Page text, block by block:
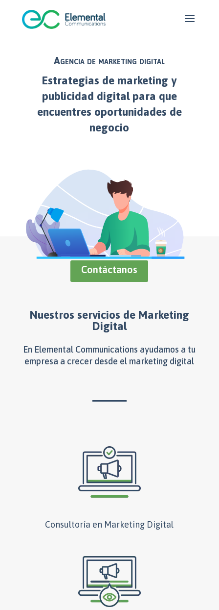
Agencia de marketing digital
Estrategias de marketing y
publicidad digital para que
encuentres oportunidades de
negocio
Contáctanos
Nuestros servicios de Marketing
Digital
En Elemental Communications ayudamos a tu
empresa a crecer desde el marketing digital
Consultoría en Marketing Digital